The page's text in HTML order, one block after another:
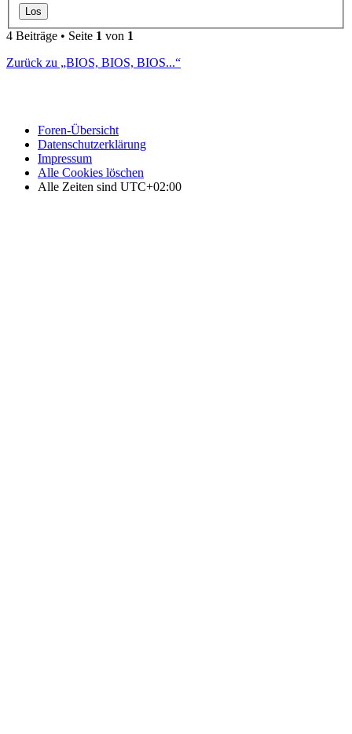
4 Beiträge • Seite 1 von 1
Zurück zu „BIOS, BIOS, BIOS...“
Foren-Übersicht
Datenschutzerklärung
Impressum
Alle Cookies löschen
Alle Zeiten sind UTC+02:00